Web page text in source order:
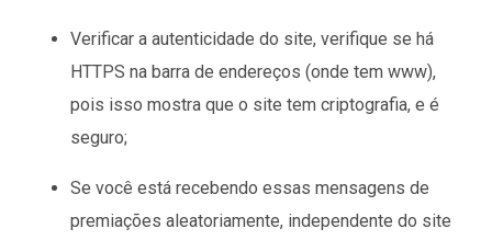
Verificar a autenticidade do site, verifique se há
HTTPS na barra de endereços (onde tem www),
pois isso mostra que o site tem criptografia, e é
seguro;
Se você está recebendo essas mensagens de
premiações aleatoriamente, independente do site